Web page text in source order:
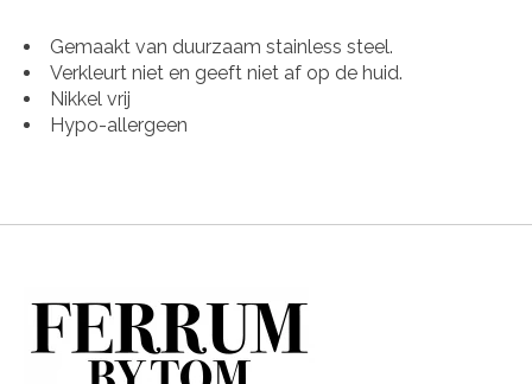
Gemaakt van duurzaam stainless steel.
Verkleurt niet en geeft niet af op de huid.
Nikkel vrij
Hypo-allergeen